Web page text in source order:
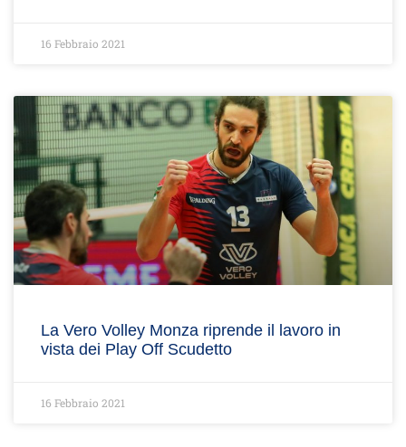
16 Febbraio 2021
La Vero Volley Monza riprende il lavoro in
vista dei Play Off Scudetto
16 Febbraio 2021